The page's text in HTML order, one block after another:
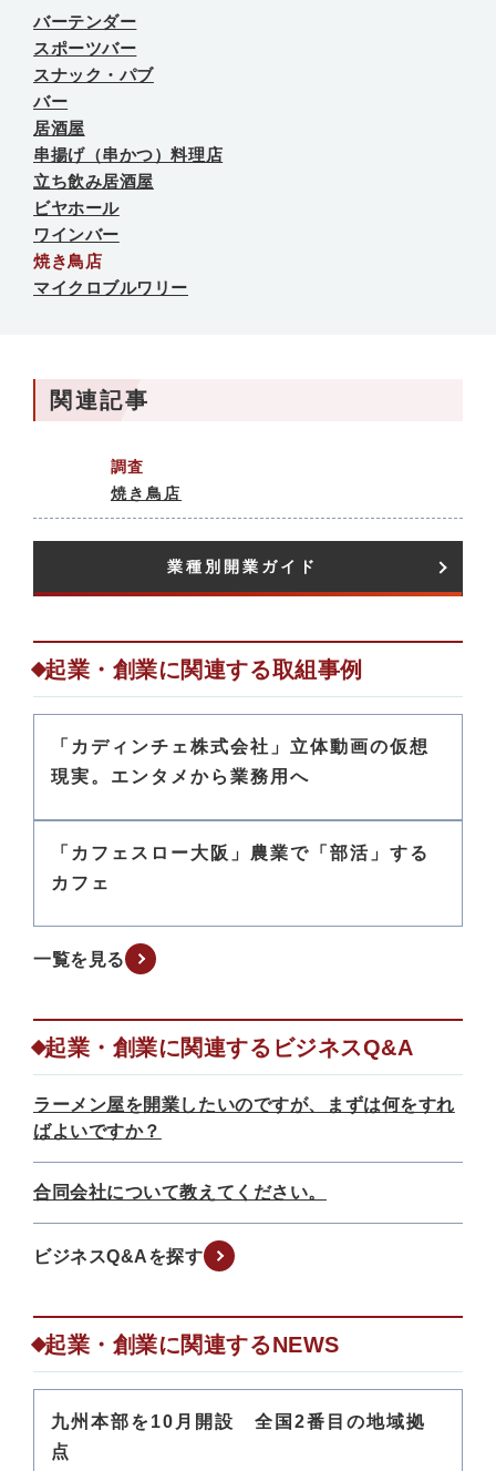
バーテンダー
スポーツバー
スナック・パブ
バー
居酒屋
串揚げ（串かつ）料理店
立ち飲み居酒屋
ビヤホール
ワインバー
焼き鳥店
マイクロブルワリー
関連記事
調査
焼き鳥店
業種別開業ガイド​
起業・創業に関連する取組事例
「カディンチェ株式会社」立体動画の仮想
現実。エンタメから業務用へ
「カフェスロー大阪」農業で「部活」する
カフェ
一覧を見る
起業・創業に関連するビジネスQ&A
ラーメン屋を開業したいのですが、まずは何をすれ
ばよいですか？
合同会社について教えてください。
ビジネスQ&Aを探す
起業・創業に関連するNEWS
九州本部を10月開設 全国2番目の地域拠
点